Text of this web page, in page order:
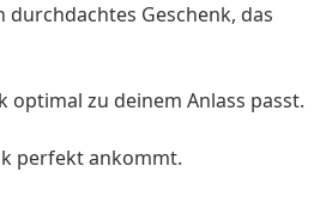
Geschenk, das
zu deinem Anlass passt.
perfekt ankommt.